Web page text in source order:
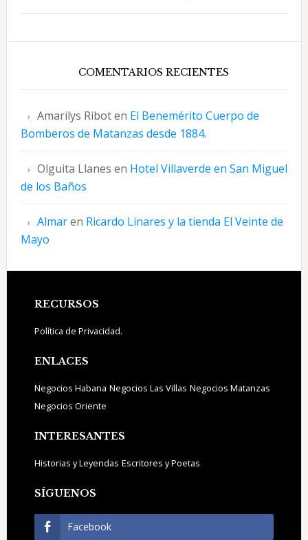
COMENTARIOS RECIENTES
Amarilys Riboten El Benemérito Cuerpo de
Bomberos de Matanzas desde 1884.
Olguita Llanes en Hotel Villaverde en San Miguel
de los Baños
Almaren Ricardo Linares y la tienda El Veinte de
Mayo
Footer
RECURSOS
Política de Privacidad.
ENLACES
Negocios Habana Negocios Las Villas Negocios Matanzas
Negocios Oriente
INTERESANTES
Historias y Leyendas Escritores y Poetas
SÍGUENOS
Facebook